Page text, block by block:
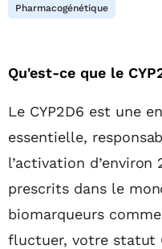
Pharmacogénétique
Qu'est-ce que le
Le CYP2D6 est une
essentielle,
l’activation
prescrits dans le
biomarqueurs
fluctuer, votre statut